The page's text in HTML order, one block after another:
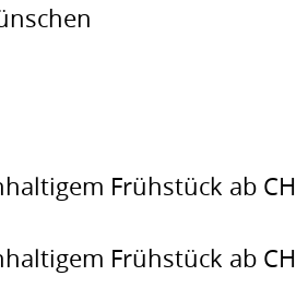
Frühstück ab
Frühstück ab